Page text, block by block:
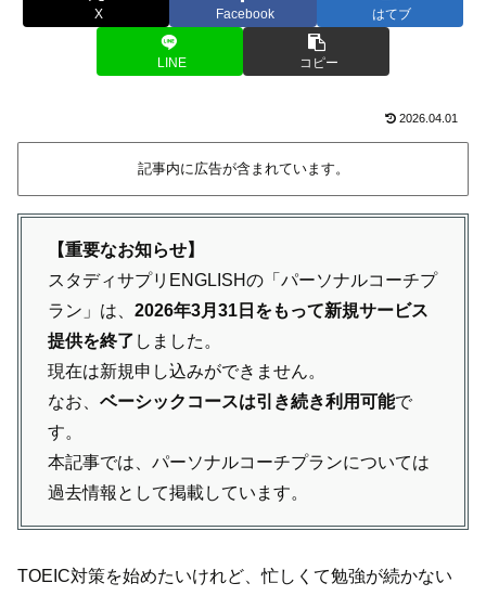
X Facebook はてブ
LINE コピー
2026.04.01
記事内に広告が含まれています。
【重要なお知らせ】
スタディサプリENGLISHの「パーソナルコーチプ
ラン」は、 2026年3月31日をもって新規サービス
提供を終了 しました。
現在は新規申し込みができません。
なお、 ベーシックコースは引き続き利用可能で
す。
本記事では、パーソナルコーチプランについては
過去情報として掲載しています。
TOEIC対策を始めたいけれど、忙しくて勉強が続かない